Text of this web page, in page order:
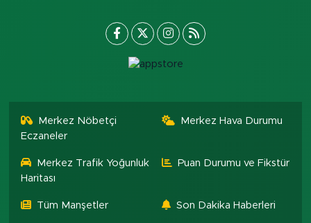
Merkez Nöbetçi
Eczaneler
Merkez Hava Durumu
Merkez Trafik Yoğunluk
Haritası
Puan Durumu ve Fikstür
Tüm Manşetler Son Dakika Haberleri